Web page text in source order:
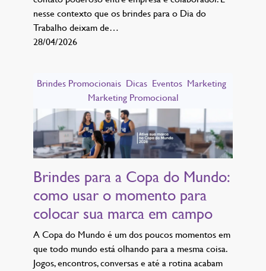
nesse contexto que os brindes para o Dia do
Trabalho deixam de…
28/04/2026
Brindes Promocionais Dicas Eventos Marketing
Marketing Promocional
Brindes para a Copa do Mundo:
como usar o momento para
colocar sua marca em campo
A Copa do Mundo é um dos poucos momentos em
que todo mundo está olhando para a mesma coisa.
Jogos, encontros, conversas e até a rotina acabam